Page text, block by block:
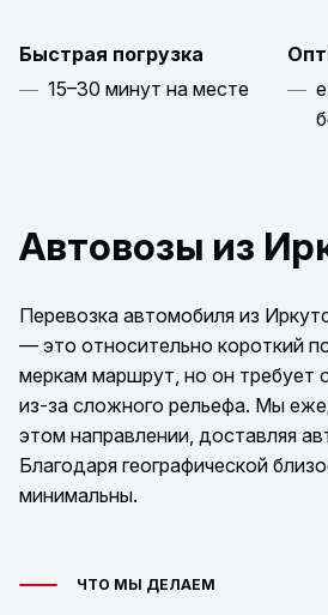
Быстрая погрузка
15–30 минут на месте
Автовозы из
Перевозка автомобиля из
— это относительно короткий
меркам маршрут, но он требует
из-за сложного рельефа. Мы
этом направлении, доставляя
Благодаря географической
минимальны.
ЧТО МЫ ДЕЛАЕМ